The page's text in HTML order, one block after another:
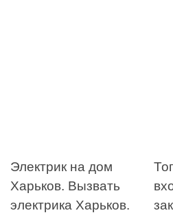
Электрик на дом
Харьков. Вызвать
электрика Харьков.